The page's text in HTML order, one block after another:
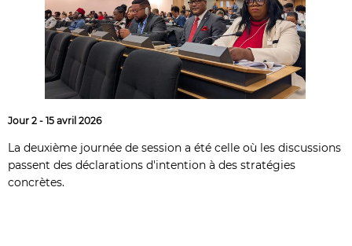
Jour 2 - 15 avril 2026
La deuxième journée de session a été celle où les discussions
passent des déclarations d'intention à des stratégies
concrètes.